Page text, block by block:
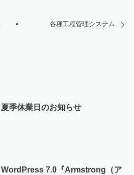
各種工程管理システム
夏季休業日のお知らせ
WordPress 7.0『Armstrong（ア